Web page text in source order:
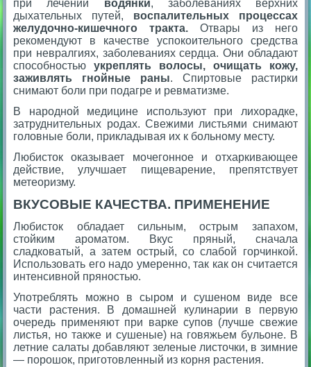
при лечении водянки, заболеваниях верхних
дыхательных путей, воспалительных процессах
желудочно-кишечного тракта. Отвары из него
рекомендуют в качестве успокоительного средства
при невралгиях, заболеваниях сердца. Они обладают
способностьюукреплять волосы, очищать кожу,
заживлять гнойные раны. Спиртовые растирки
снимают боли при подагре и ревматизме.
В народной медицине используют при лихорадке,
затруднительных родах. Свежими листьями снимают
головные боли, прикладывая их к больному месту.
Любисток оказывает мочегонное и отхаркивающее
действие, улучшает пищеварение, препятствует
метеоризму.
ВКУСОВЫЕ КАЧЕСТВА. ПРИМЕНЕНИЕ
Любисток обладает сильным, острым запахом,
стойким ароматом. Вкус пряный, сначала
сладковатый, а затем острый, со слабой горчинкой.
Использовать его надо умеренно, так как он считается
интенсивной пряностью.
Употреблять можно в сыром и сушеном виде все
части растения. В домашней кулинарии в первую
очередь применяют при варке супов (лучше свежие
листья, но также и сушеные) на говяжьем бульоне. В
летние салаты добавляют зеленые листочки, в зимние
— порошок, приготовленный из корня растения.